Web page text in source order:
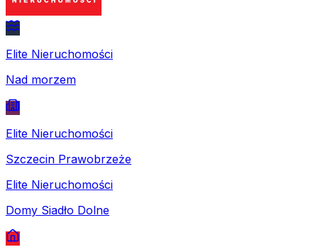
Elite Nieruchomości
Nad morzem
Elite Nieruchomości
Szczecin Prawobrzeże
Elite Nieruchomości
Domy Siadło Dolne